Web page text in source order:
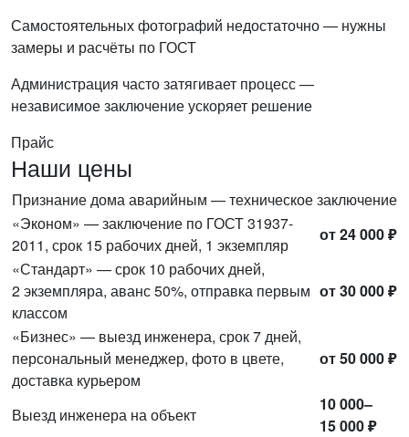
Самостоятельных фотографий недостаточно — нужны
замеры и расчёты по ГОСТ
Администрация часто затягивает процесс —
независимое заключение ускоряет решение
Прайс
Наши цены
Признание дома аварийным — техническое заключение
«Эконом» — заключение по ГОСТ 31937-
2011, срок 15 рабочих дней, 1 экземпляр
от 24 000 ₽
«Стандарт» — срок 10 рабочих дней,
2 экземпляра, аванс 50%, отправка первым
классом
от 30 000 ₽
«Бизнес» — выезд инженера, срок 7 дней,
персональный менеджер, фото в цвете,
доставка курьером
от 50 000 ₽
Выезд инженера на объект
10 000–
15 000 ₽